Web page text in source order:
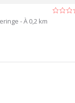
- À 0,2 km